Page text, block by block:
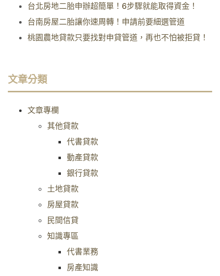
台北房地二胎申辦超簡單！6步驟就能取得資金！
台南房屋二胎讓你速周轉！申請前要細選管道
桃園農地貸款只要找對申貸管道，再也不怕被拒貸！
文章分類
文章專欄
其他貸款
代書貸款
動產貸款
銀行貸款
土地貸款
房屋貸款
民間信貸
知識專區
代書業務
房產知識